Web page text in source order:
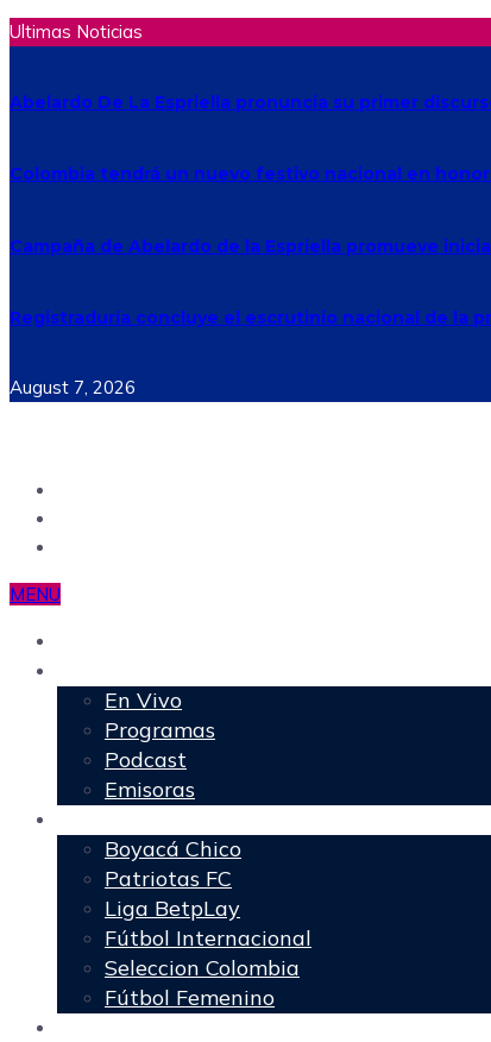
Ultimas Noticias
Abelardo De La Espriella pronuncia su primer
Colombia tendrá un nuevo festivo nacional en
Campaña de Abelardo de la Espriella promueve
Registraduría concluye el escrutinio nacional de la
August 7, 2026
MENU
En Vivo
Programas
Podcast
Emisoras
Boyacá Chico
Patriotas FC
Liga BetpLay
Fútbol Internacional
Seleccion Colombia
Fútbol Femenino